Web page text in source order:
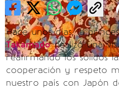
Hace unos días, la
Takamadorealizó una
reafirmando los sólidos
cooperación y respeto
nuestro país con Japón